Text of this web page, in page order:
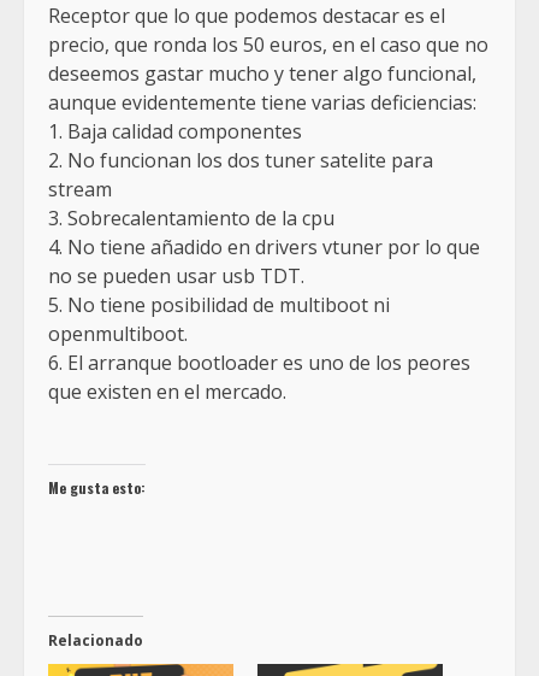
Receptor que lo que podemos destacar es el
precio, que ronda los 50 euros, en el caso que no
deseemos gastar mucho y tener algo funcional,
aunque evidentemente tiene varias deficiencias:
1. Baja calidad componentes
2. No funcionan los dos tuner satelite para
stream
3. Sobrecalentamiento de la cpu
4. No tiene añadido en drivers vtuner por lo que
no se pueden usar usb TDT.
5. No tiene posibilidad de multiboot ni
openmultiboot.
6. El arranque bootloader es uno de los peores
que existen en el mercado.
Me gusta esto:
Relacionado